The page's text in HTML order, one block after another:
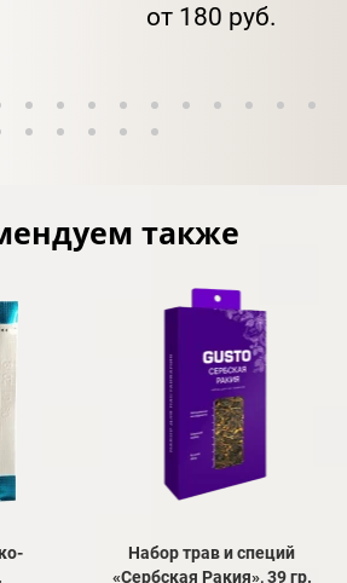
от 180 руб.
также
Набор трав и специй
«Сербская Ракия», 39 гр.